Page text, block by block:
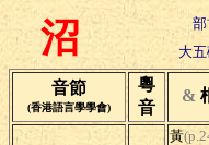
沼
大
音節
(香港語言學學會)
粵
音
&
黃